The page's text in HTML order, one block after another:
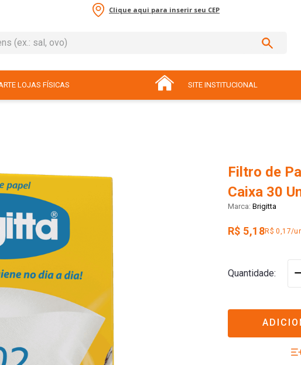
Clique aqui para inserir seu CEP
sal, ovo)
LOJAS FÍSICAS SITE INSTITUCIONAL
Filtro de
Caixa 30
Brigitta
R$ 5,18R$ 0,17/
Quantidade